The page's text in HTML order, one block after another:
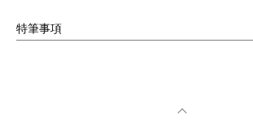
特筆事項